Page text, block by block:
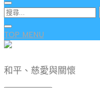
搜
尋
關
鍵
TOP MENU
和平、慈愛與關懷